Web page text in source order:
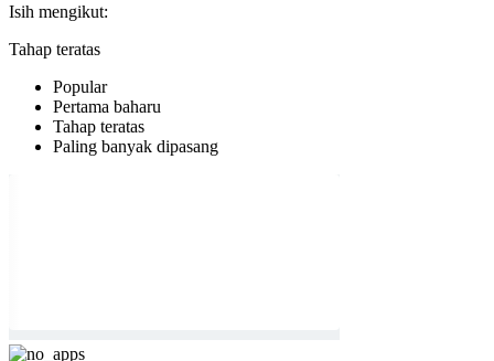
Isih mengikut:
Tahap teratas
Popular
Pertama baharu
Tahap teratas
Paling banyak dipasang